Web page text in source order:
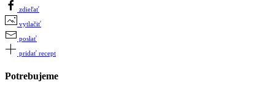
zdieľať
vytlačiť
poslať
pridať recept
Potrebujeme